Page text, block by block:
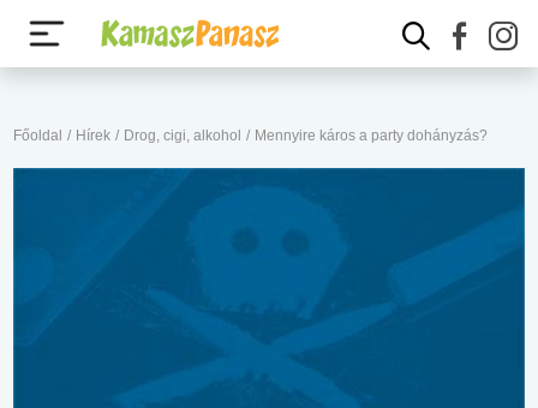
Főoldal / Hírek / Drog, cigi, alkohol / Mennyire káros a party dohányzás?